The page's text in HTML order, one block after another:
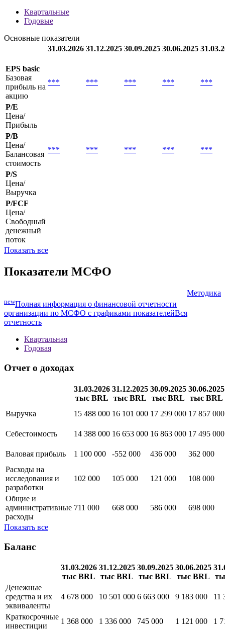
Квартальные
Годовые
Основные показатели
31.03.2026 31.12.2025 30.09.2025 30.06.2025
EPS basic
Базовая
прибыль на
акцию
*** *** *** *** ***
P/E
Цена/
Прибыль
P/B
Цена/
Балансовая
стоимость
*** *** *** *** ***
P/S
Цена/
Выручка
P/FCF
Цена/
Свободный
денежный
поток
Показать все
Показатели МСФО
Методика
newПолная информация о финансовой отчетности
организации по МСФО с графиками показателейВся
отчетность
Квартальная
Годовая
Отчет о доходах
31.03.2026
тыс BRL
31.12.2025
тыс BRL
30.09.2025
тыс BRL
30.06.2025
тыс BRL
Выручка
15 488 000 16 101 000 17 299 000 17 857 000
Себестоимость 14 388 000 16 653 000 16 863 000 17 495 000
Валовая прибыль 1 100 000 -552 000 436 000
362 000
Расходы на
исследования и
разработки
102 000 105 000 121 000 108 000
Общие и
административные
расходы
711 000 668 000 586 000 698 000
Показать все
Баланс
31.03.2026
тыс BRL
31.12.2025
тыс BRL
30.09.2025
тыс BRL
30.06.2025
тыс BRL
Денежные
средства и их
эквиваленты
4 678 000 10 501 000 6 663 000 9 183 000 11
Краткосрочные
инвестиции
1 368 000 1 336 000 745 000 1 121 000
1